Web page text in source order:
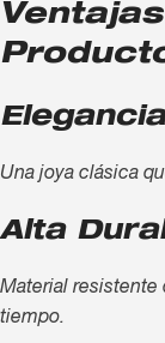
Una joya clásica
Alta
Material resistente
tiempo.